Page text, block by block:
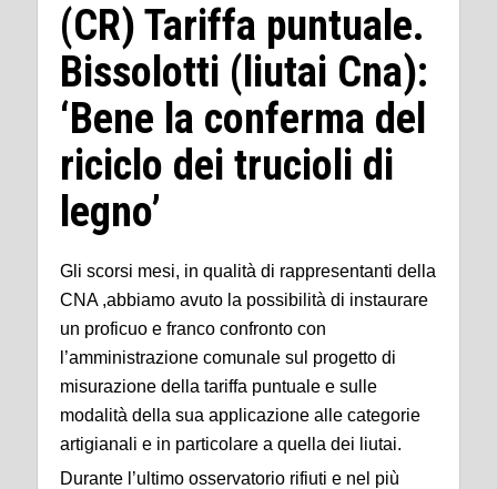
(CR) Tariffa puntuale.
Bissolotti (liutai Cna):
‘Bene la conferma del
riciclo dei trucioli di
legno’
Gli scorsi mesi, in qualità di rappresentanti della
CNA ,abbiamo avuto la possibilità di instaurare
un proficuo e franco confronto con
l’amministrazione comunale sul progetto di
misurazione della tariffa puntuale e sulle
modalità della sua applicazione alle categorie
artigianali e in particolare a quella dei liutai.
Durante l’ultimo osservatorio rifiuti e nel più